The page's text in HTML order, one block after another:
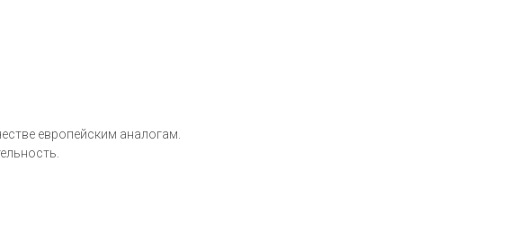
европейским аналогам.